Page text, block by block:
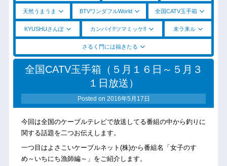
天然うまうま BTVワンダフルWorld 全国CATV玉手箱
KYUSHUさんぽ カンパイ!!ツマミッケ!! 未ラ来ル
さるく門には福きたる
全国CATV玉手箱（５月１６日～５月３
１日放送）
Posted on 2016年5月17日
今回は全国のケーブルテレビで放送してる番組の中から釣りに
関する話題を二つお伝えします。
一つ目はよさこいケーブルネット(株)から番組名「女子のすゝ
め～いちにち漁師編～」をご紹介します。